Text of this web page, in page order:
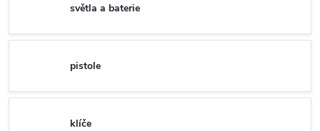
světla a baterie
pistole
klíče